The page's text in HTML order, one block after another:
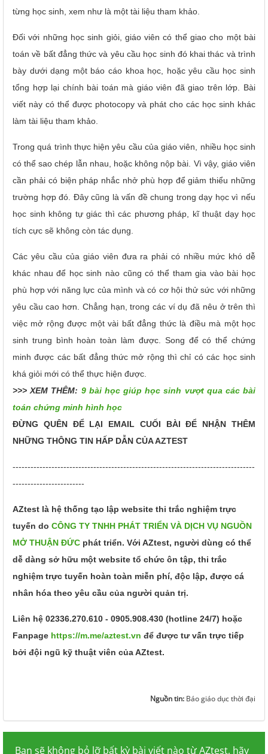
từng học sinh, xem như là một tài liệu tham khảo.
Đối với những học sinh giỏi, giáo viên có thể giao cho một bài
toán về bất đẳng thức và yêu cầu học sinh đó khai thác và trình
bày dưới dạng một báo cáo khoa học, hoặc yêu cầu học sinh
tổng hợp lại chính bài toán mà giáo viên đã giao trên lớp. Bài
viết này có thể được photocopy và phát cho các học sinh khác
làm tài liệu tham khảo.
Trong quá trình thực hiện yêu cầu của giáo viên, nhiều học sinh
có thể sao chép lẫn nhau, hoặc không nộp bài. Vì vậy, giáo viên
cần phải có biện pháp nhắc nhở phù hợp để giảm thiểu những
trường hợp đó. Đây cũng là vấn đề chung trong dạy học vì nếu
học sinh không tự giác thì các phương pháp, kĩ thuật dạy học
tích cực sẽ không còn tác dụng.
Các yêu cầu của giáo viên đưa ra phải có nhiều mức khó dễ
khác nhau để học sinh nào cũng có thể tham gia vào bài học
phù hợp với năng lực của mình và có cơ hội thử sức với những
yêu cầu cao hơn. Chẳng hạn, trong các ví dụ đã nêu ở trên thì
việc mở rộng được một vài bất đẳng thức là điều mà một học
sinh trung bình hoàn toàn làm được. Song để có thể chứng
minh được các bất đẳng thức mở rộng thì chỉ có các học sinh
khá giỏi mới có thể thực hiện được.
>>> XEM THÊM: 9 bài học giúp học sinh vượt qua các bài
toán chứng minh hình học
ĐỪNG QUÊN ĐỂ LẠI EMAIL CUỐI BÀI ĐỂ NHẬN THÊM
NHỮNG THÔNG TIN HẤP DẪN CỦA AZTEST
---------------------------------------------------------------------------------
------------------------
AZtest là hệ thống tạo lập website thi trắc nghiệm trực
tuyến do CÔNG TY TNHH PHÁT TRIỂN VÀ DỊCH VỤ NGUỒN
MỞ THUẬN ĐỨC phát triển. Với AZtest, người dùng có thể
dễ dàng sở hữu một website tổ chức ôn tập, thi trắc
nghiệm trực tuyến hoàn toàn miễn phí, độc lập, được cá
nhân hóa theo yêu cầu của người quản trị.
Liên hệ 02336.270.610 - 0905.908.430 (hotline 24/7) hoặc
Fanpage https://m.me/aztest.vn để được tư vấn trực tiếp
bởi đội ngũ kỹ thuật viên của AZtest.
Nguồn tin: Báo giáo dục thời đại
Bạn sẽ không bỏ lỡ bất kỳ bài viết nào từ AZtest, hãy